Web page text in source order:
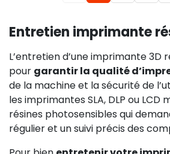
Entretien imprimante
L’entretien d’une imprimante 3D
pour garantir la qualité
de la machine et la sécurité de
les imprimantes SLA, DLP ou LCD
résines photosensibles qui
régulier et un suivi précis des